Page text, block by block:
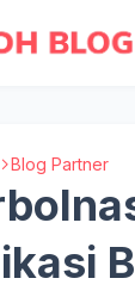
Blog Partner